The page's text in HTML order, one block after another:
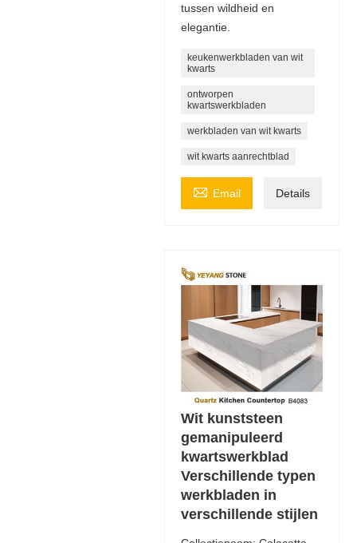
tussen wildheid en
elegantie.
keukenwerkbladen van wit
kwarts
ontworpen
kwartswerkbladen
werkbladen van wit kwarts
wit kwarts aanrechtblad
 Email Details
Wit kunststeen
gemanipuleerd
kwartswerkblad
Verschillende typen
werkbladen in
verschillende stijlen